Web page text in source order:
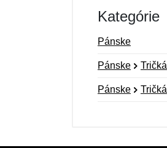
Kategórie
Pánske
Pánske Tričká
Pánske Tričká